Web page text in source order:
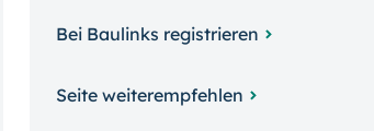
Bei Baulinks registrieren
Seite weiterempfehlen